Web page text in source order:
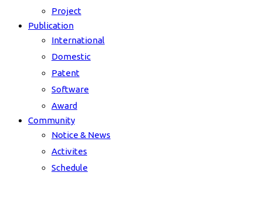
Project
Publication
International
Domestic
Patent
Software
Award
Community
Notice & News
Activites
Schedule